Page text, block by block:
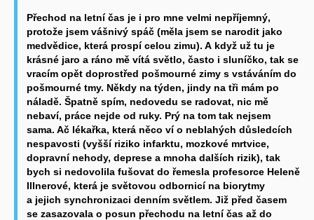
Přechod na letní čas je i pro mne velmi nepříjemný,
protože jsem vášnivý spáč (měla jsem se narodit jako
medvědice, která prospí celou zimu). A když už tu je
krásné jaro a ráno mě vítá světlo, často i sluníčko, tak se
vracím opět doprostřed pošmourné zimy s vstáváním do
pošmourné tmy. Někdy na týden, jindy na tři mám po
náladě. Špatně spím, nedovedu se radovat, nic mě
nebaví, práce nejde od ruky. Prý na tom tak nejsem
sama. Ač lékařka, která něco ví o neblahých důsledcích
nespavosti (vyšší riziko infarktu, mozkové mrtvice,
dopravní nehody, deprese a mnoha dalších rizik), tak
bych si nedovolila fušovat do řemesla profesorce Heleně
Illnerové, která je světovou odbornicí na biorytmy
a jejich synchronizaci denním světlem. Již před časem
se zasazovala o posun přechodu na letní čas až do